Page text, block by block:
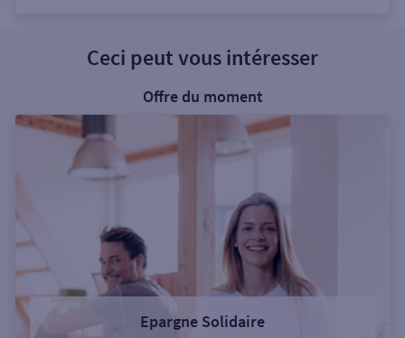
Ceci peut vous intéresser
Offre du moment
Epargne Solidaire